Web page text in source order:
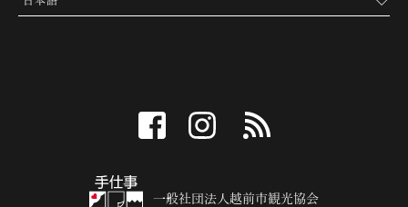
facebook instagram
一般社団法人越前市観光協会